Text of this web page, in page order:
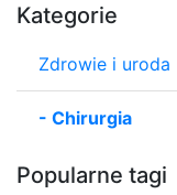
Kategorie
Zdrowie i uroda
- Chirurgia
Popularne tagi